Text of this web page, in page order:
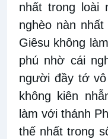
nhất trong loài
nghèo nàn
Giêsu không
phú nhờ cái
người đầy tớ
không kiên
làm với thánh
thế nhất trong